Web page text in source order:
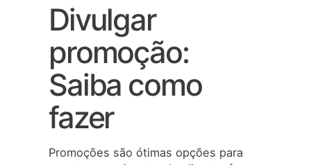
Divulgar
promoção:
Saiba como
fazer
Promoções são ótimas opções para